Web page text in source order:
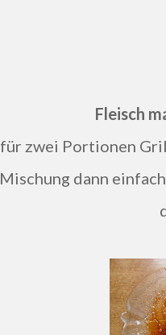
Fleisch
für zwei Portionen
Mischung dann